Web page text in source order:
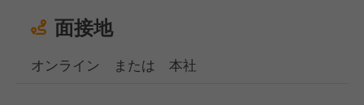
面接地
オンライン または 本社